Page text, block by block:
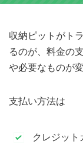
収納ピットがト
るのが、料金の
や必要なものが
支払い方法は
クレジット